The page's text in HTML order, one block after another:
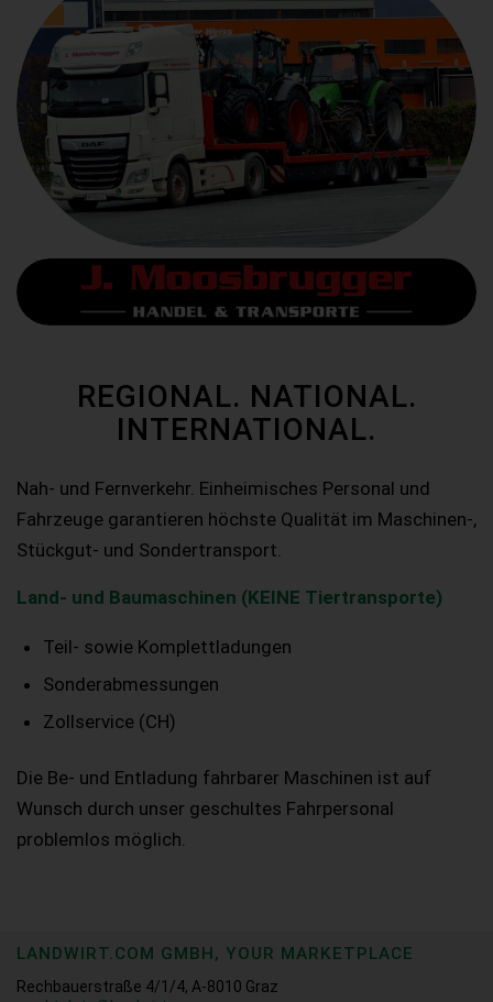
REGIONAL. NATIONAL.
INTERNATIONAL.
Nah- und Fernverkehr. Einheimisches Personal und
Fahrzeuge garantieren höchste Qualität im Maschinen-,
Stückgut- und Sondertransport.
Land- und Baumaschinen (KEINE Tiertransporte)
Teil- sowie Komplettladungen
Sonderabmessungen
Zollservice (CH)
Die Be- und Entladung fahrbarer Maschinen ist auf
Wunsch durch unser geschultes Fahrpersonal
problemlos möglich.
LANDWIRT.COM GMBH, YOUR MARKETPLACE
Rechbauerstraße 4/1/4, A-8010 Graz